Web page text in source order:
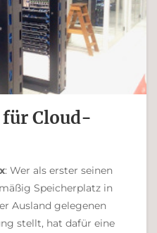
für Cloud-
: Wer als erster seinen
Speicherplatz in
Ausland gelegenen
stellt, hat dafür eine